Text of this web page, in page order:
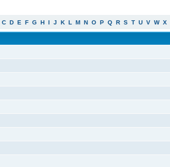
C D E F G H I J K L M N O P Q R S T U V W X